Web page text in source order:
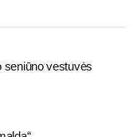
seniūno vestuvės